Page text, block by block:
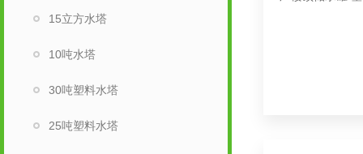
15立方水塔
10吨水塔
30吨塑料水塔
25吨塑料水塔